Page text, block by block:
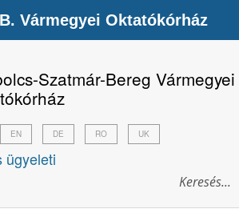
Szatmár-Bereg Vármegyei
ügyeleti
EN DE RO UK
Vármegyei Oktatókórház